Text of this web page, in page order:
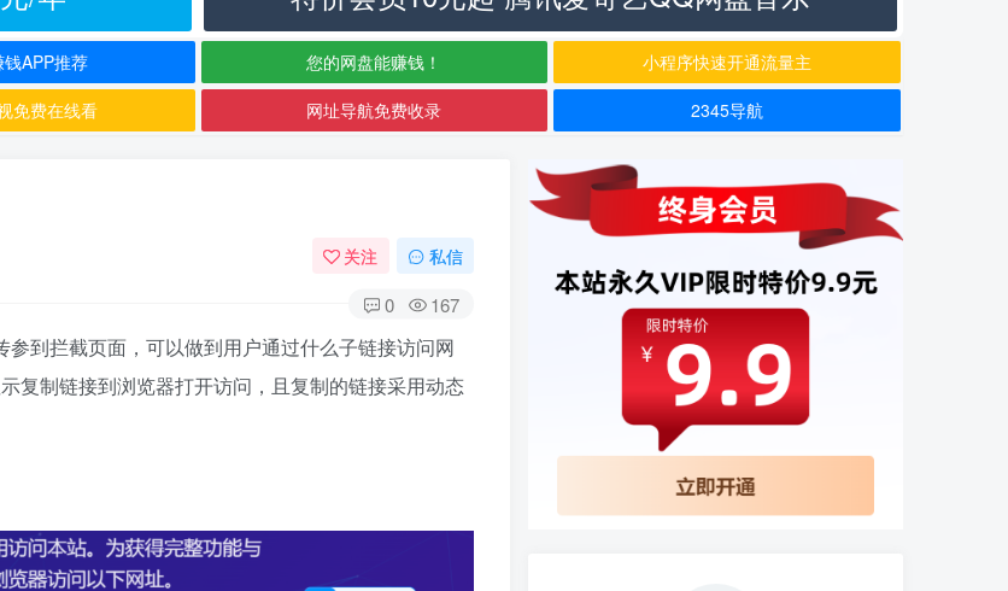
APP推荐 您的网盘能赚钱！ 小程序快速开通流量主
免费在线看 网址导航免费收录 2345导航
关注 私信
0 167
到拦截页面，可以做到用户通过什么子链接访问网
复制链接到浏览器打开访问，且复制的链接采用动态